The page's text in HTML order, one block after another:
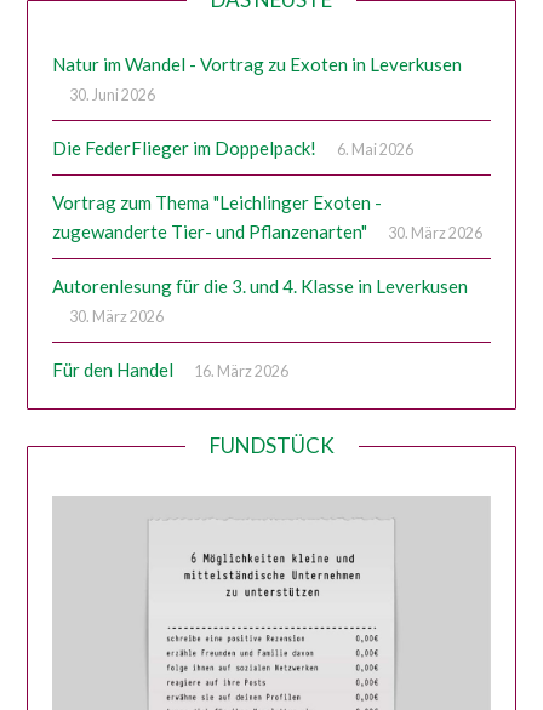
Natur im Wandel - Vortrag zu Exoten in Leverkusen
30. Juni 2026
Die FederFlieger im Doppelpack! 6. Mai 2026
Vortrag zum Thema "Leichlinger Exoten -
zugewanderte Tier- und Pflanzenarten"
30. März 2026
Autorenlesung für die 3. und 4. Klasse in Leverkusen
30. März 2026
Für den Handel 16. März 2026
FUNDSTÜCK